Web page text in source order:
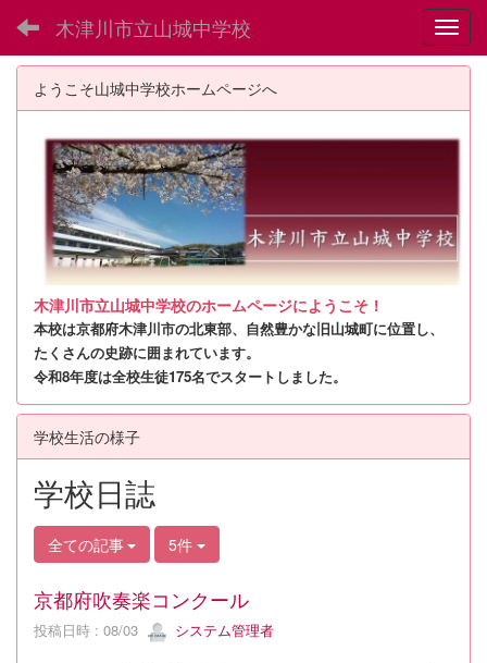
木津川市立山城中学校
ようこそ山城中学校ホームページへ
木津川市立山城中学校のホームページにようこそ！
本校は京都府木津川市の北東部、自然豊かな旧山城町に位置し、
たくさんの史跡に囲まれています。
令和8年度は全校生徒175名でスタートしました。
学校生活の様子
学校日誌
全ての記事 5件
京都府吹奏楽コンクール
投稿日時 : 08/03 システム管理者